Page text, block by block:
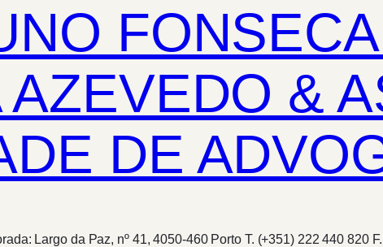
AZEVEDO &
DE
Largo da Paz, nº 41, 4050-460 Porto T. (+351) 222 440 820